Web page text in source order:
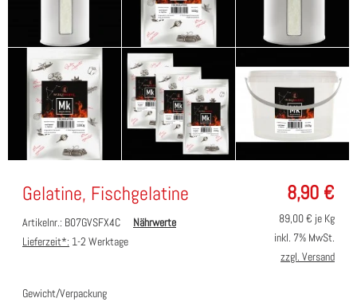
8,90 €
Gelatine, Fischgelatine
Artikelnr.: B07GVSFX4C
Nährwerte
Lieferzeit*: 1-2 Werktage
89,00€ je Kg
inkl. 7% MwSt.
zzgl. Versand
Gewicht/Verpackung